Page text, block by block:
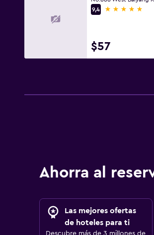
9,4
5 estrellas
$57
Ahorra al
Las mejores ofertas
de hoteles para ti